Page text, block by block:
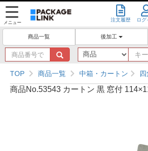
メニュー 注文履歴 ログ
商品一覧 後加工
商
品
番
号
で
TOP 商品一覧 中箱・カートン 四
商品No.53543 カートン 黒 窓付